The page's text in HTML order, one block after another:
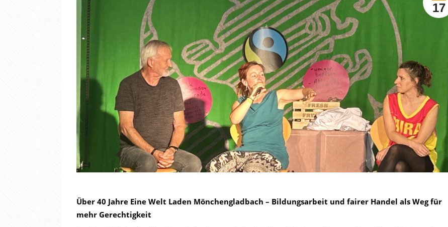
17
Über 40 Jahre Eine Welt Laden Mönchengladbach – Bildungsarbeit und fairer Handel als Weg für
mehr Gerechtigkeit